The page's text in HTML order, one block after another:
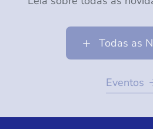
Todas as
Eventos